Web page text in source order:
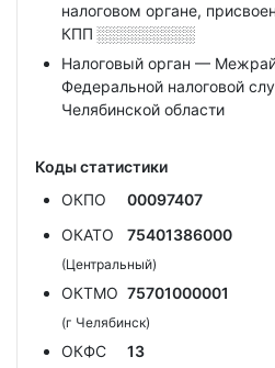
налоговом органе,
КПП ░░░░░░░░░
Налоговый орган —
Федеральной налоговой
Челябинской области
Коды статистики
ОКПО
00097407
ОКАТО
75401386000
(Центральный)
ОКТМО 75701000001
(г Челябинск)
ОКФС 13